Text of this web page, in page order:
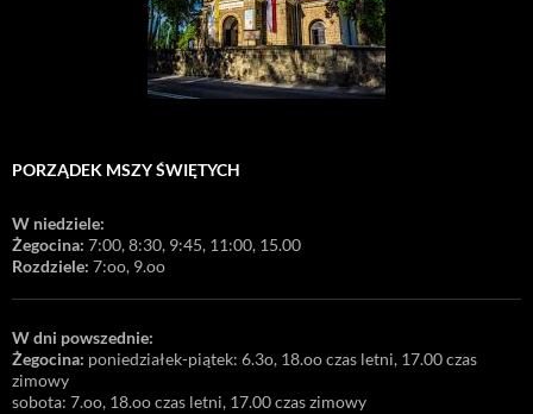
PORZĄDEK MSZY ŚWIĘTYCH
W niedziele:
Żegocina: 7:00, 8:30, 9:45, 11:00, 15.00
Rozdziele: 7:oo, 9.oo
W dni powszednie:
Żegocina: poniedziałek-piątek: 6.3o, 18.oo czas letni, 17.00 czas
zimowy
sobota: 7.oo, 18.oo czas letni, 17.00 czas zimowy